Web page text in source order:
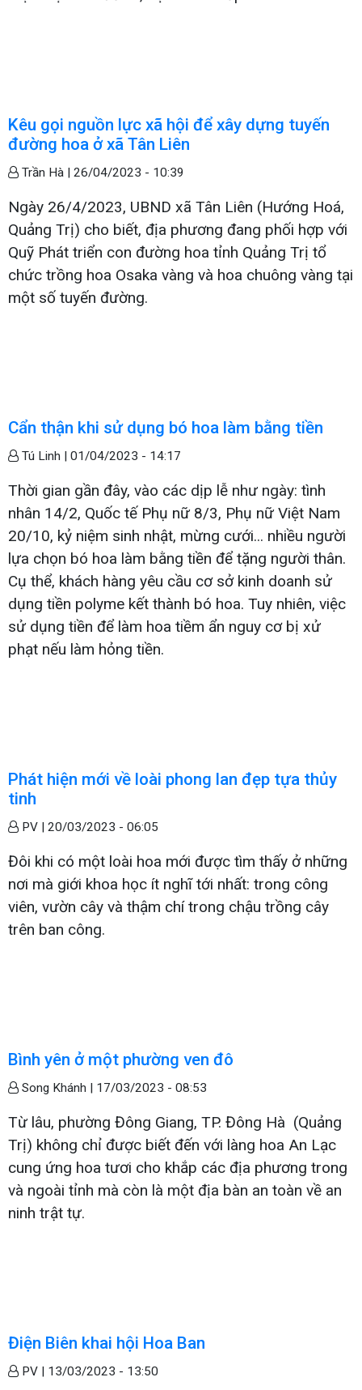
Kêu gọi nguồn lực xã hội để xây dựng tuyến
đường hoa ở xã Tân Liên
Trần Hà | 26/04/2023 - 10:39
Ngày 26/4/2023, UBND xã Tân Liên (Hướng Hoá,
Quảng Trị) cho biết, địa phương đang phối hợp với
Quỹ Phát triển con đường hoa tỉnh Quảng Trị tổ
chức trồng hoa Osaka vàng và hoa chuông vàng tại
một số tuyến đường.
Cẩn thận khi sử dụng bó hoa làm bằng tiền
Tú Linh | 01/04/2023 - 14:17
Thời gian gần đây, vào các dịp lễ như ngày: tình
nhân 14/2, Quốc tế Phụ nữ 8/3, Phụ nữ Việt Nam
20/10, kỷ niệm sinh nhật, mừng cưới... nhiều người
lựa chọn bó hoa làm bằng tiền để tặng người thân.
Cụ thể, khách hàng yêu cầu cơ sở kinh doanh sử
dụng tiền polyme kết thành bó hoa. Tuy nhiên, việc
sử dụng tiền để làm hoa tiềm ẩn nguy cơ bị xử
phạt nếu làm hỏng tiền.
Phát hiện mới về loài phong lan đẹp tựa thủy
tinh
PV | 20/03/2023 - 06:05
Đôi khi có một loài hoa mới được tìm thấy ở những
nơi mà giới khoa học ít nghĩ tới nhất: trong công
viên, vườn cây và thậm chí trong chậu trồng cây
trên ban công.
Bình yên ở một phường ven đô
Song Khánh | 17/03/2023 - 08:53
Từ lâu, phường Đông Giang, TP. Đông Hà (Quảng
Trị) không chỉ được biết đến với làng hoa An Lạc
cung ứng hoa tươi cho khắp các địa phương trong
và ngoài tỉnh mà còn là một địa bàn an toàn về an
ninh trật tự.
Điện Biên khai hội Hoa Ban
PV | 13/03/2023 - 13:50